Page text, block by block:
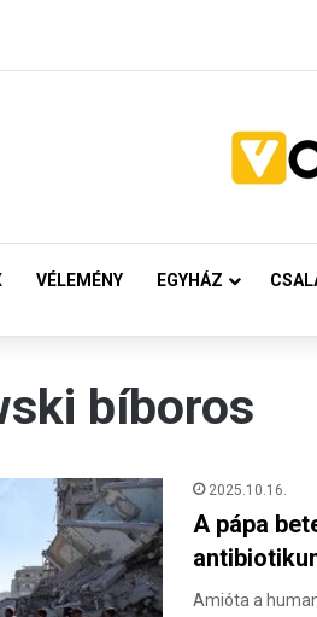
VÉLEMÉNY EGYHÁZ
bíboros
2025.10.16.
A pápa
Amióta a